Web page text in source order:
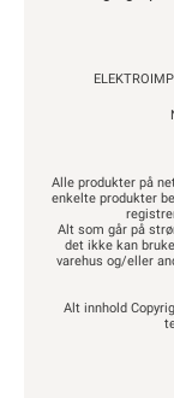
Alle produkter på
enkelte produkter
Alt som går på
det ikke kan
varehus og/eller
Alt innhold